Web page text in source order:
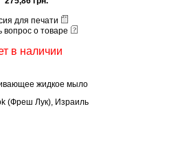
для печати
вопрос о товаре
в наличии
жидкое мыло
(Фреш Лук), Израиль